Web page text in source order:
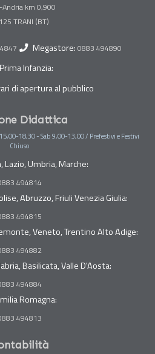
Andria km 0,900
Megastore: 0883 494890
Prima Infanzia:
di apertura al pubblico
Didattica
18,30 - Sab 9,00-13,00 / Prefestivi e Festivi
Chiuso
Lazio, Umbria, Marche:
494814
Abruzzo, Friuli Venezia Giulia:
494815
Veneto, Trentino Alto Adige:
494882
Basilicata, Valle D'Aosta:
494884
Romagna:
494813